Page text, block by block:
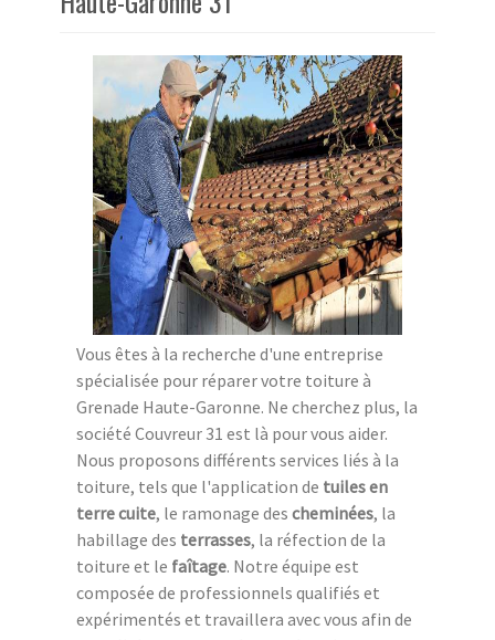
Vous êtes à la recherche d'une entreprise
spécialisée pour réparer votre toiture à
Grenade Haute-Garonne. Ne cherchez plus, la
société Couvreur 31 est là pour vous aider.
Nous proposons différents services liés à la
toiture, tels que l'application de tuiles en
terre cuite, le ramonage des cheminées, la
habillage des terrasses, la réfection de la
toiture et le faîtage. Notre équipe est
composée de professionnels qualifiés et
expérimentés et travaillera avec vous afin de